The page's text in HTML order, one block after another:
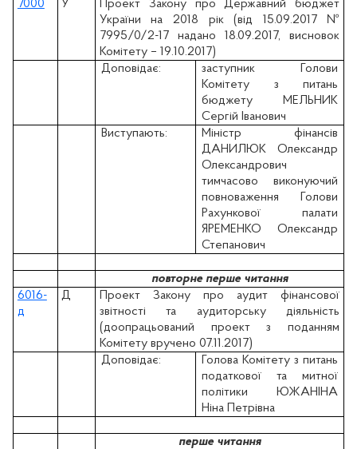
7000 У
Проект Закону про Державний бюджет
України на 2018 рік (вiд 15.09.2017 №
7995/0/2-17 надано 18.09.2017, висновок
Комітету – 19.10.2017)
Доповідає:
заступник Голови
Комітету з питань
бюджету МЕЛЬНИК
Сергій Іванович
Виступають:
Міністр фінансів
ДАНИЛЮК Олександр
Олександрович
тимчасово виконуючий
повноваження Голови
Рахункової палати
ЯРЕМЕНКО Олександр
Степанович
повторне перше читання
6016-
д
Д
Проект Закону про аудит фінансової
звітності та аудиторську діяльність
(доопрацьований проект з поданням
Комітету вручено 07.11.2017)
Доповідає:
Голова Комітету з питань
податкової та митної
політики ЮЖАНІНА
Ніна Петрівна
перше читання